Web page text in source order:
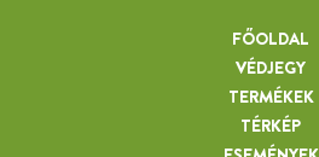
FŐOLDAL
VÉDJEGY
TERMÉKEK
TÉRKÉP